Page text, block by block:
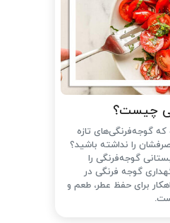
چیست؟
که گوجه‌فرنگی‌های تازه
را نداشته باشید؟
گوجه‌فرنگی را
گوجه فرنگی در
برای حفظ عطر، طعم و